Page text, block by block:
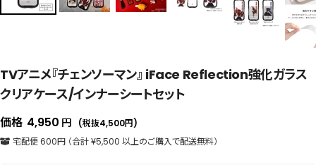
TVアニメ『チェンソーマン』 iFace Reflection強化ガラス
クリアケース/インナーシートセット
価格 セ
ー
4,950 円 (税抜4,500円)
宅配便 600円 （合計 ¥5,500 以上のご購入で配送無料）